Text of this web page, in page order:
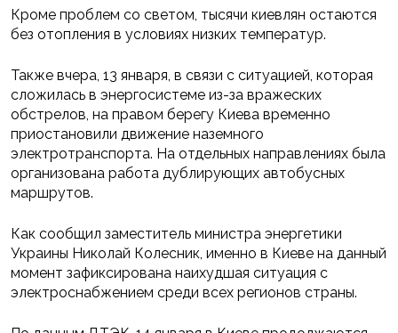
Кроме проблем со светом, тысячи киевлян остаются
без отопления в условиях низких температур.
Также вчера, 13 января, в связи с ситуацией, которая
сложилась в энергосистеме из-за вражеских
обстрелов, на правом берегу Киева временно
приостановили движение наземного
электротранспорта. На отдельных направлениях была
организована работа дублирующих автобусных
маршрутов.
Как сообщил заместитель министра энергетики
Украины Николай Колесник, именно в Киеве на данный
момент зафиксирована наихудшая ситуация с
электроснабжением среди всех регионов страны.